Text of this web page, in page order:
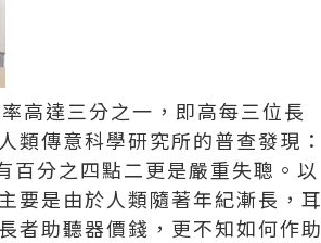
高達三分之一，即高每三位長
類傳意科學研究所的普查發現：
分之四點二更是嚴重失聰。以
要是由於人類隨著年紀漸長，耳
者助聽器價錢，更不知如何作助